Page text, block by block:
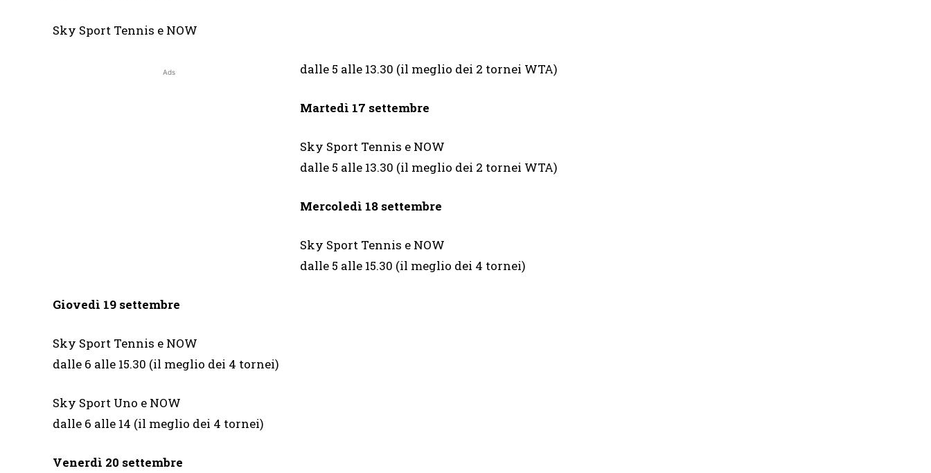
Sky Sport Tennis e NOW
Ads dalle 5 alle 13.30 (il meglio dei 2 tornei WTA)
Martedì 17 settembre
Sky Sport Tennis e NOW
dalle 5 alle 13.30 (il meglio dei 2 tornei WTA)
Mercoledì 18 settembre
Sky Sport Tennis e NOW
dalle 5 alle 15.30 (il meglio dei 4 tornei)
Giovedì 19 settembre
Sky Sport Tennis e NOW
dalle 6 alle 15.30 (il meglio dei 4 tornei)
Sky Sport Uno e NOW
dalle 6 alle 14 (il meglio dei 4 tornei)
Venerdì 20 settembre